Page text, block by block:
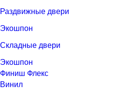
Раздвижные двери
Экошпон
Складные двери
Экошпон
Финиш Флекс
Винил